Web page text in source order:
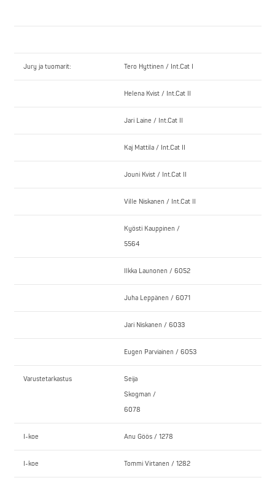
Jury ja tuomarit: Tero Hyttinen / Int.Cat I
Helena Kvist / Int.Cat II
Jari Laine / Int.Cat II
Kaj Mattila / Int.Cat II
Jouni Kvist / Int.Cat II
Ville Niskanen / Int.Cat II
Kyösti Kauppinen /
5564
Ilkka Launonen / 6052
Juha Leppänen / 6071
Jari Niskanen / 6033
Eugen Parviainen / 6053
Varustetarkastus
Seija
Skogman /
6078
I-koe Anu Göös / 1278
I-koe Tommi Virtanen / 1282